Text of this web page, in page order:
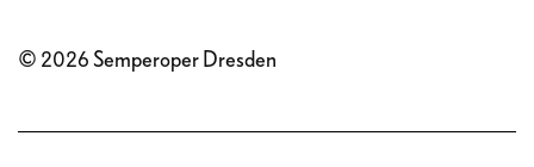
© 2026 Semperoper Dresden